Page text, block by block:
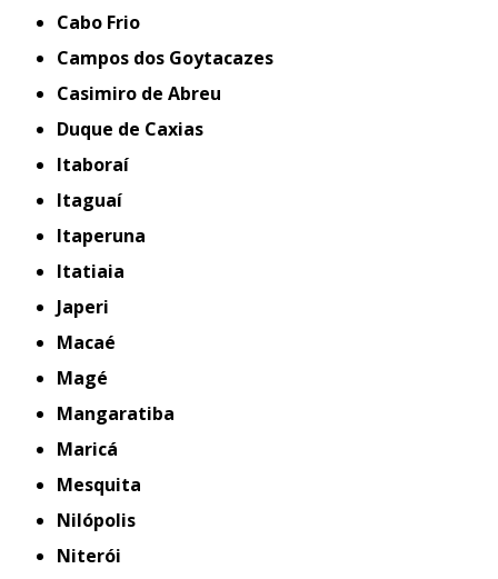
Cabo Frio
Campos dos Goytacazes
Casimiro de Abreu
Duque de Caxias
Itaboraí
Itaguaí
Itaperuna
Itatiaia
Japeri
Macaé
Magé
Mangaratiba
Maricá
Mesquita
Nilópolis
Niterói